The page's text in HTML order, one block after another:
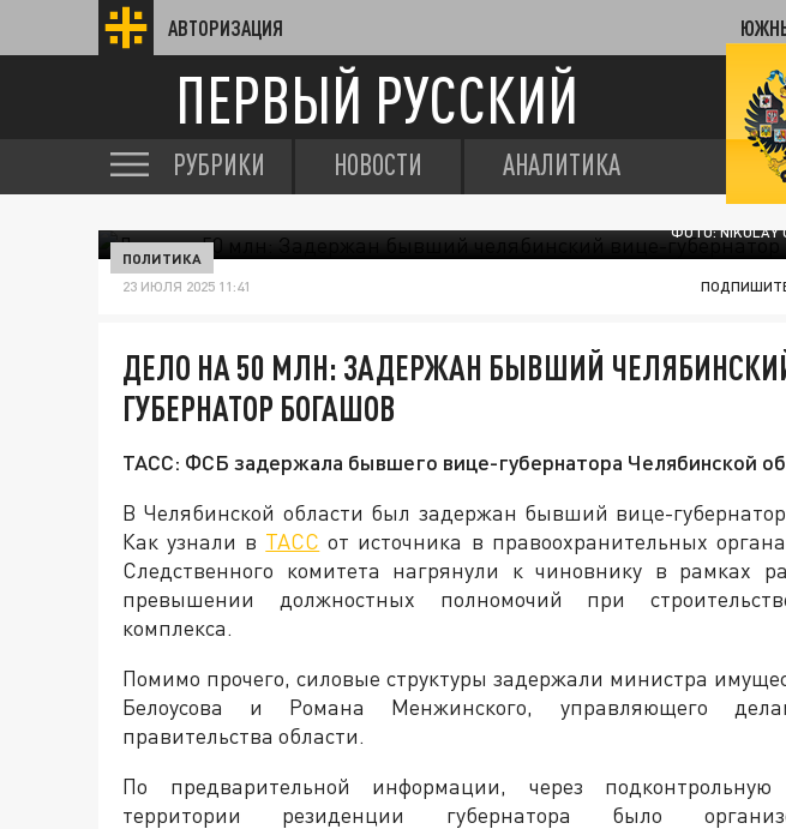
АВТОРИЗАЦИЯ
ПЕРВЫЙ РУССКИЙ
РУБРИКИ НОВОСТИ АНАЛИТИКА
ФОТО: NIKOLAY
ПОЛИТИКА
23 ИЮЛЯ 2025 11:41
ДЕЛО НА 50 МЛН: ЗАДЕРЖАН БЫВШИЙ
ГУБЕРНАТОР БОГАШОВ
ТАСС: ФСБ задержала бывшего вице-губернатора Челябинской
В Челябинской области был задержан бывший вице-
Как узнали в ТАСС от источника в правоохранительных
Следственного комитета нагрянули к чиновнику в рамках
превышении должностных полномочий при
комплекса.
Помимо прочего, силовые структуры задержали министра
Белоусова и Романа Менжинского, управляющего
правительства области.
По предварительной информации, через
территории резиденции губернатора было